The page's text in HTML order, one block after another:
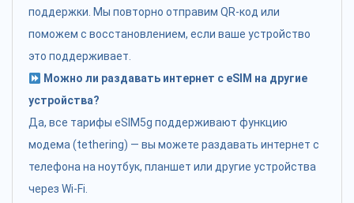
поддержки. Мы повторно отправим QR-код или
поможем с восстановлением, если ваше устройство
это поддерживает.
Можно ли раздавать интернет с eSIM на другие
устройства?
Да, все тарифы eSIM5g поддерживают функцию
модема (tethering) — вы можете раздавать интернет с
телефона на ноутбук, планшет или другие устройства
через Wi-Fi.